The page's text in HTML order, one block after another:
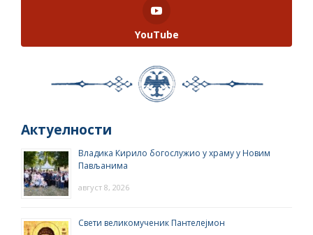
YouTube
Актуелности
Владика Кирило богослужио у храму у Новим
Пављанима
август 8, 2026
Свети великомученик Пантелејмон